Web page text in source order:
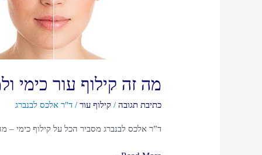
מה זה קילוף עור כימי
כתיבת תגובה /קילוף עור /ד"ר אלכס לבנברג
ד”ר אלכס לבנברג מסביר הכל על קילוף כימי –